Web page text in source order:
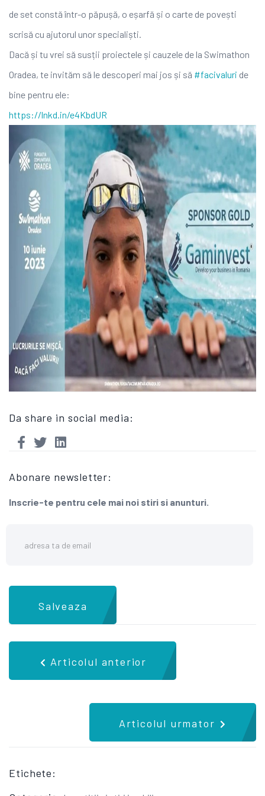
de set constă într-o păpușă, o eșarfă și o carte de povești
scrisă cu ajutorul unor specialiști.
Dacă și tu vrei să susții proiectele și cauzele de la Swimathon
Oradea, te invităm să le descoperi mai jos și să #facivaluri de
bine pentru ele:
https://lnkd.in/e4KbdUR
Da share in social media:
Abonare newsletter:
Inscrie-te pentru cele mai noi stiri si anunturi.
Salveaza
Articolul anterior
Articolul urmator
Etichete: